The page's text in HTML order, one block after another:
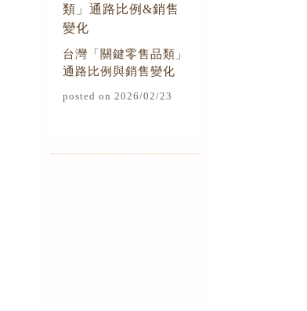
台灣「關鍵零售品類」
通路比例與銷售變化
posted on 2026/02/23